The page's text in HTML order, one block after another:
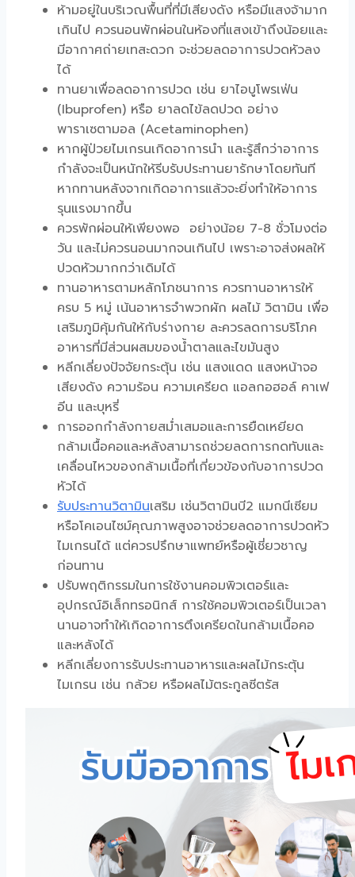
ห้ามอยู่ในบริเวณพื้นที่ที่มีเสียงดัง หรือมีแสงจ้ามาก
เกินไป ควรนอนพักผ่อนในห้องที่แสงเข้าถึงน้อยและ
มีอากาศถ่ายเทสะดวก จะช่วยลดอาการปวดหัวลง
ได้
ทานยาเพื่อลดอาการปวด เช่น ยาไอบูโพรเฟ่น
(Ibuprofen) หรือ ยาลดไข้ลดปวด อย่าง
พาราเซตามอล (Acetaminophen)
หากผู้ป่วยไมเกรนเกิดอาการนำ และรู้สึกว่าอาการ
กำลังจะเป็นหนักให้รีบรับประทานยารักษาโดยทันที
หากทานหลังจากเกิดอาการแล้วจะยิ่งทำให้อาการ
รุนแรงมากขึ้น
ควรพักผ่อนให้เพียงพอ อย่างน้อย 7-8 ชั่วโมงต่อ
วัน และไม่ควรนอนมากจนเกินไป เพราะอาจส่งผลให้
ปวดหัวมากกว่าเดิมได้
ทานอาหารตามหลักโภชนาการ ควรทานอาหารให้
ครบ 5 หมู่ เน้นอาหารจำพวกผัก ผลไม้ วิตามิน เพื่อ
เสริมภูมิคุ้มกันให้กับร่างกาย ละควรลดการบริโภค
อาหารที่มีส่วนผสมของน้ำตาลและไขมันสูง
หลีกเลี่ยงปัจจัยกระตุ้น เช่น แสงแดด แสงหน้าจอ
เสียงดัง ความร้อน ความเครียด แอลกอฮอล์ คาเฟ
อีน และบุหรี่
การออกกำลังกายสม่ำเสมอและการยืดเหยียด
กล้ามเนื้อคอและหลังสามารถช่วยลดการกดทับและ
เคลื่อนไหวของกล้ามเนื้อที่เกี่ยวข้องกับอาการปวด
หัวได้
รับประทานวิตามินเสริม เช่นวิตามินบี2 แมกนีเซียม
หรือโคเอนไซม์คุณภาพสูงอาจช่วยลดอาการปวดหัว
ไมเกรนได้ แต่ควรปรึกษาแพทย์หรือผู้เชี่ยวชาญ
ก่อนทาน
ปรับพฤติกรรมในการใช้งานคอมพิวเตอร์และ
อุปกรณ์อิเล็กทรอนิกส์ การใช้คอมพิวเตอร์เป็นเวลา
นานอาจทำให้เกิดอาการตึงเครียดในกล้ามเนื้อคอ
และหลังได้
หลีกเลี่ยงการรับประทานอาหารและผลไม้กระตุ้น
ไมเกรน เช่น กล้วย หรือผลไม้ตระกูลซีตรัส